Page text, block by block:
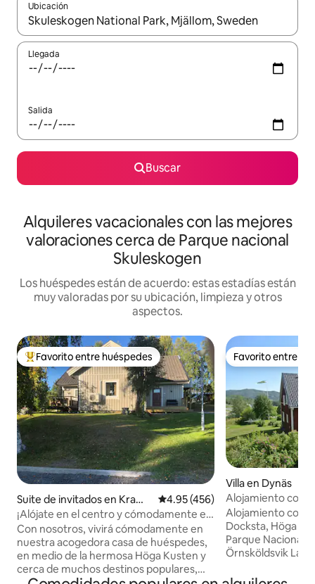
Ubicación
Cuando los resultados estén disponibles, navega con las
Llegada
Salida
Buscar
Alquileres vacacionales con las mejores
valoraciones cerca de Parque nacional
Skuleskogen
Los huéspedes están de acuerdo: estas estadías están
muy valoradas por su ubicación, limpieza y otros
aspectos.
Favorito entre huéspedes preferido
Favorito entre huéspedes
Suite de invitados en Kramf
ors Ö
Calificación promedio: 4.95 de
4.95 (456)
¡Alójate en el centro y cómodamente en
la hermosa Höga Kusten!
Con nosotros, vivirá cómodamente en
nuestra acogedora casa de huéspedes,
en medio de la hermosa Höga Kusten y
cerca de muchos destinos populares,
Favorito entre
Favorito entre
Villa en Dynäs
Alojamiento con
Höga Kusten
Alojamiento con
Docksta, Höga
Parque Nacional
Örnsköldsvik La villa se encuentra a 4 km
región de Höga